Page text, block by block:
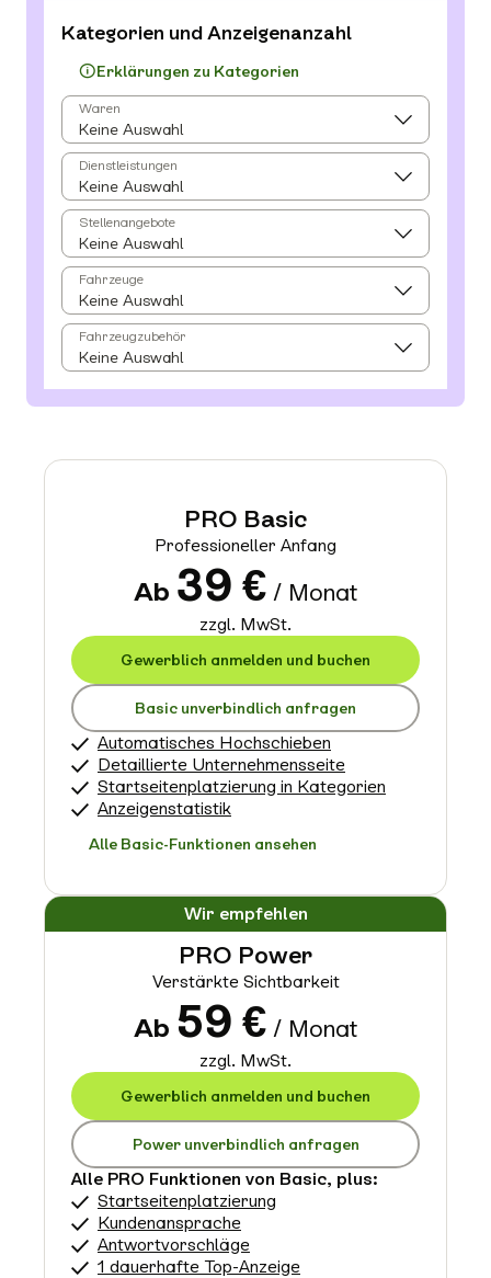
Kategorien und Anzeigenanzahl
Erklärungen zu Kategorien
Waren
Dienstleistungen
Stellenangebote
Fahrzeuge
Fahrzeugzubehör
PRO Basic
Professioneller Anfang
Ab 39 € / Monat
zzgl. MwSt.
Gewerblich anmelden und buchen
Basic unverbindlich anfragen
Automatisches Hochschieben
Detaillierte Unternehmensseite
Startseitenplatzierung in Kategorien
Anzeigenstatistik
Alle Basic-Funktionen ansehen
Wir empfehlen
PRO Power
Verstärkte Sichtbarkeit
Ab 59 € / Monat
zzgl. MwSt.
Gewerblich anmelden und buchen
Power unverbindlich anfragen
Alle PRO Funktionen von Basic, plus:
Startseitenplatzierung
Kundenansprache
Antwortvorschläge
1 dauerhafte Top-Anzeige